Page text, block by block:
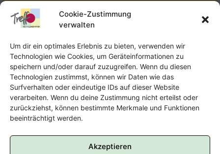
Cookie-Zustimmung
verwalten
Um dir ein optimales Erlebnis zu bieten, verwenden wir
Technologien wie Cookies, um Geräteinformationen zu
speichern und/oder darauf zuzugreifen. Wenn du diesen
Technologien zustimmst, können wir Daten wie das
Surfverhalten oder eindeutige IDs auf dieser Website
verarbeiten. Wenn du deine Zustimmung nicht erteilst oder
zurückziehst, können bestimmte Merkmale und Funktionen
beeinträchtigt werden.
Akzeptieren
Tel.:Telefon: 09131-610749
E-Mail:oka@treffpunkt-roethelheimpark.de
Offene Jugendarbeit - Easthouse
Tel:
09131–302259
E-Mail:oja@treffpunkt-roethelheimpark.de